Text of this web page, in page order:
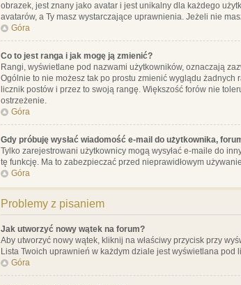
obrazek, jest znany jako avatar i jest unikalny dla każdego
avatarów, a Ty masz wystarczające uprawnienia. Jeżeli nie
Góra
Co to jest ranga i jak mogę ją zmienić?
Rangi, wyświetlane pod nazwami użytkowników, oznaczają
Ogólnie to nie możesz tak po prostu zmienić wyglądu
licznik postów i przez to swoją rangę. Większość forów nie
ostrzeżenie.
Góra
Gdy próbuję wysłać wiadomość e-mail do użytkownika,
Tylko zarejestrowani użytkownicy mogą wysyłać e-maile do
tę funkcję. Ma to zabezpieczać przed nieprawidłowym
Góra
Problemy z pisaniem
Jak utworzyć nowy wątek na forum?
Aby utworzyć nowy wątek, kliknij na właściwy przycisk przy
Lista Twoich uprawnień w każdym dziale jest wyświetlana pod
Góra